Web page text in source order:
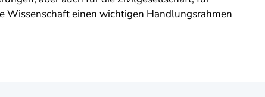
Wissenschaft einen wichtigen Handlungsrahmen